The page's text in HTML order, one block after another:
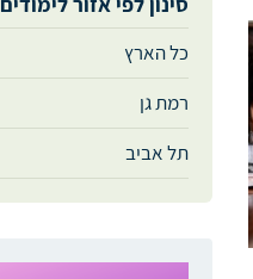
כל הארץ
רמת גן
תל אביב